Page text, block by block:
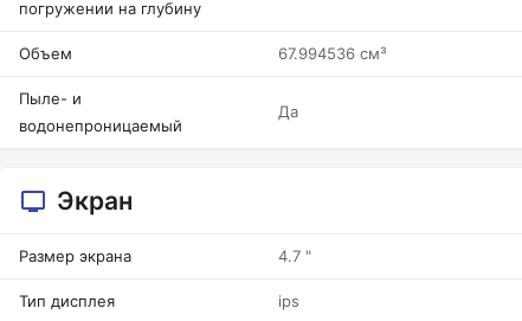
погружении на глубину
Объем 67.994536 см³
Пыле- и
водонепроницаемый
Да
Экран
Размер экрана 4.7 "
Тип дисплея ips